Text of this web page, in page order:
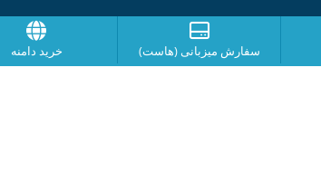
خرید دامنه سفارش میزبانی (هاست)